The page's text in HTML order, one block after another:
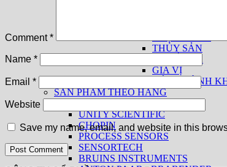
THỦY SẢN
GIA VỊ
CÁC NGÀNH
SẢN PHẨM THEO HÃNG
UNITY SCIENTIFIC
CHOPIN
PROCESS SENSORS
SENSORTECH
BRUINS INSTRUMENTS
Comment*
Name *
Email *
Website
Save my name, email, and website in this